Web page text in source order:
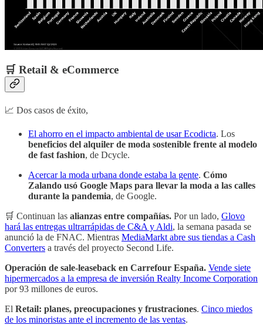
🛒 Retail & eCommerce
📈 Dos casos de éxito,
El ahorro en el impacto ambiental de usar Ecodicta. Los
beneficios del alquiler de moda sostenible frente al modelo
de fast fashion, de Dcycle.
Acercar la moda urbana donde estaba la gente. Cómo
Zalando usó Google Maps para llevar la moda a las calles
durante la pandemia, de Google.
🛒 Continuan las alianzas entre compañías. Por un lado, Glovo
hará las entregas ultrarrápidas de C&A y Aldi, la semana pasada se
anunció la de FNAC. Mientras MediaMarkt abre sus tiendas a Cash
Converters a través del proyecto Second Life.
Operación de sale-leaseback en Carrefour España. Vende siete
hipermercados a la empresa de inversión Realty Income Corporation
por 93 millones de euros.
El Retail: planes, preocupaciones y frustraciones. Cinco miedos
de los minoristas ante el incremento de las ventas.